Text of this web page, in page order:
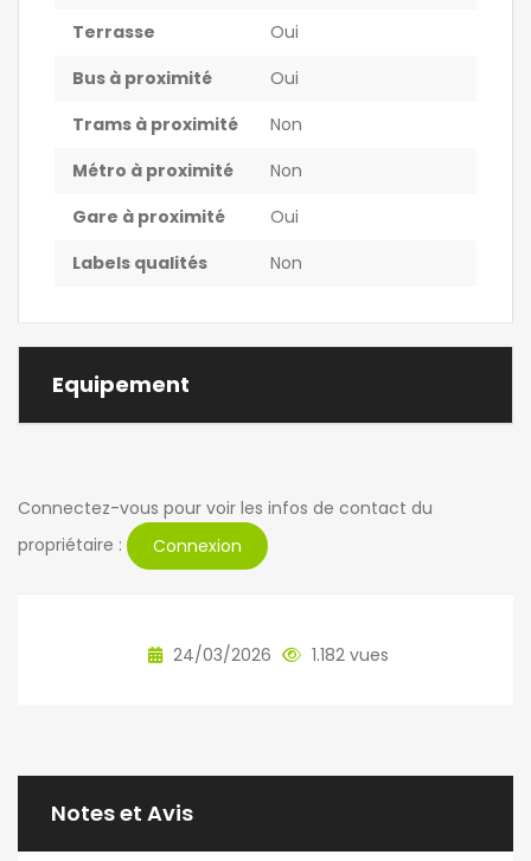
Terrasse
Oui
Bus à proximité
Oui
Trams à proximité
Non
Métro à proximité
Non
Gare à proximité
Oui
Labels qualités
Non
Equipement
Connectez-vous pour voir les infos de contact du
propriétaire :
Connexion
24/03/2026 1.182 vues
Notes et Avis